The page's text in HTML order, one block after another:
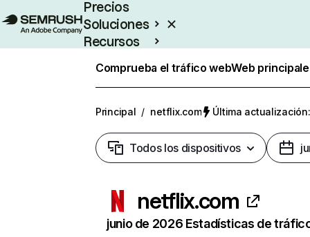
Precios
Soluciones
Recursos
Comprueba el tráfico webWeb
Principal / netflix.com Última
Todos los dispositivos
netflix.com
junio de 2026 Estadísticas de